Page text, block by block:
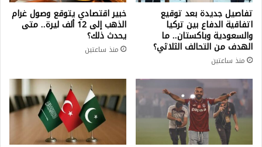
تفاصيل جديدة بعد توقيع
اتفاقية الدفاع بين تركيا
والسعودية وباكستان.. ما
الهدف من التحالف الثلاثي؟
منذ ساعتين
خبير اقتصادي يتوقع وصول غرام
الذهب إلى 12 ألف ليرة.. متى
يحدث ذلك؟
منذ ساعتين